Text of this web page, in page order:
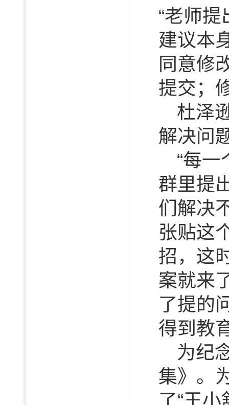
“老师
建议本
同意修
提交；
杜泽
解决问
“每
群里提
们解决
张贴这
招，这
案就来
了提的
得到教
为纪
集》。